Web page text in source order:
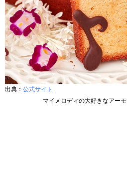
出典： 公式サイト
マイメロディの大好きなアー